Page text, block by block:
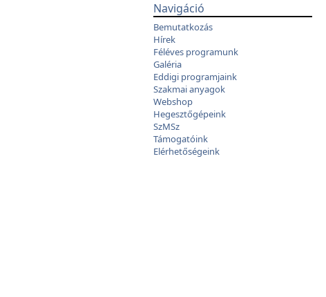
Navigáció
Bemutatkozás
Hírek
Féléves programunk
Galéria
Eddigi programjaink
Szakmai anyagok
Webshop
Hegesztőgépeink
SzMSz
Támogatóink
Elérhetőségeink